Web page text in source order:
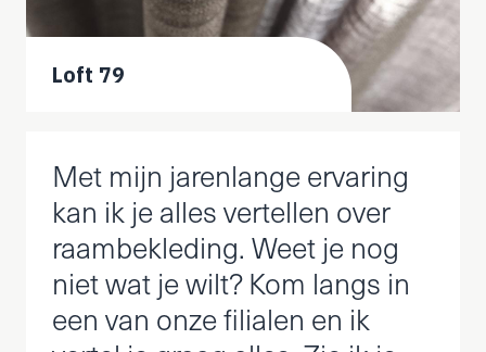
Loft 79
Met mijn jarenlange ervaring
kan ik je alles vertellen over
raambekleding. Weet je nog
niet wat je wilt? Kom langs in
een van onze filialen en ik